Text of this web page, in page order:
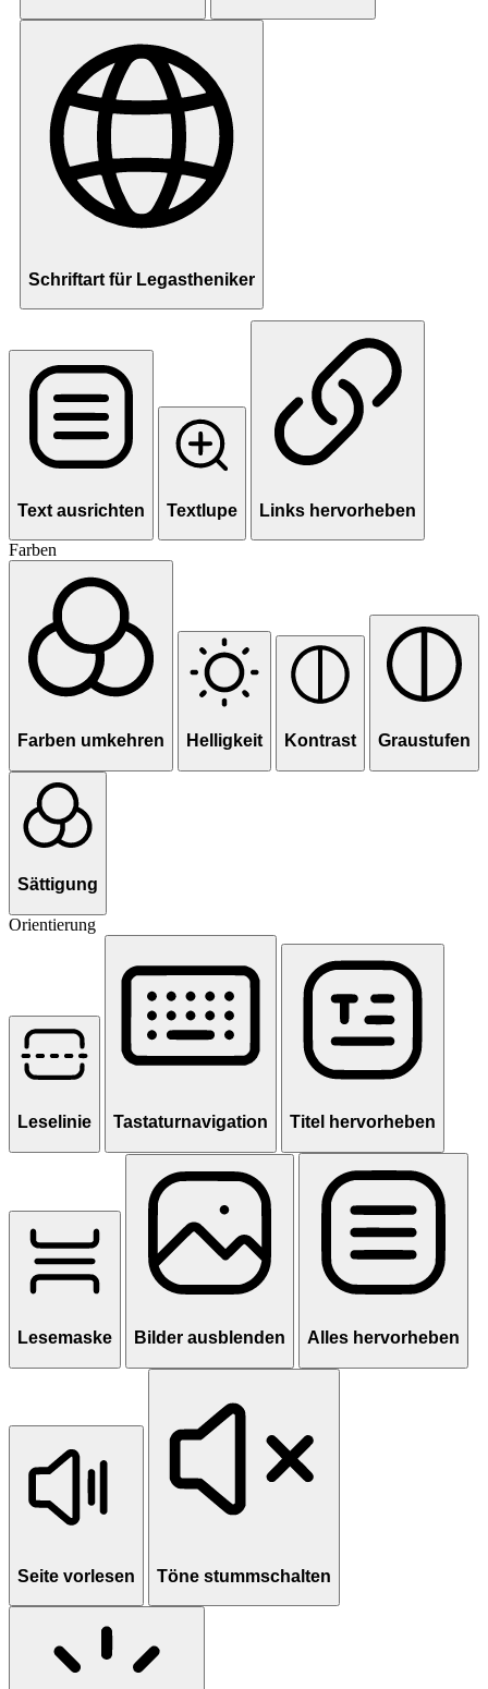
Schriftart für Legastheniker
Text ausrichten Textlupe Links hervorheben
Farben
Farben umkehren Helligkeit Kontrast Graustufen
Sättigung
Orientierung
Leselinie Tastaturnavigation Titel hervorheben
Lesemaske Bilder ausblenden Alles hervorheben
Seite vorlesen Töne stummschalten